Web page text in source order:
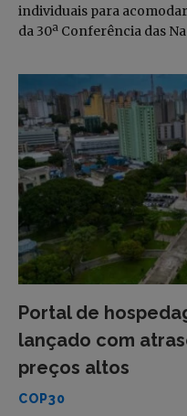
individuais para
da 30ª Conferência das
Portal de
lançado com
preços altos
COP30